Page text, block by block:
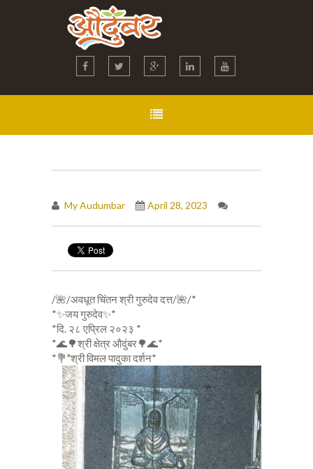
My Audumbar April 28, 2023
/🌺/अवधूत चिंतन श्री गुरुदेव दत्त/🌺/*
*✨जय गुरुदेव✨*
*दि. २८ एप्रिल २०२३ *
*🌊🌳श्री क्षेत्र औदुंबर🌳🌊*
*💐"श्री विमल पादुका दर्शन*